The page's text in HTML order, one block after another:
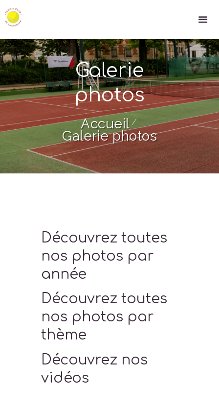
Galerie
photos
Accueil
Galerie photos
Découvrez toutes
nos photos par
année
Découvrez toutes
nos photos par
thème
Découvrez nos
vidéos